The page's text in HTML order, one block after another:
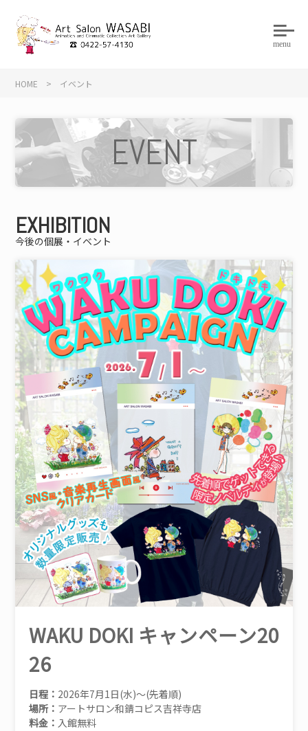
menu
HOME > イベント
EVENT
EXHIBITION
今後の個展・イベント
WAKU DOKI キャンペーン20
26
日程： 2026年7月1日(水)～(先着順)
場所： アートサロン和錆コピス吉祥寺店
料金： 入館無料